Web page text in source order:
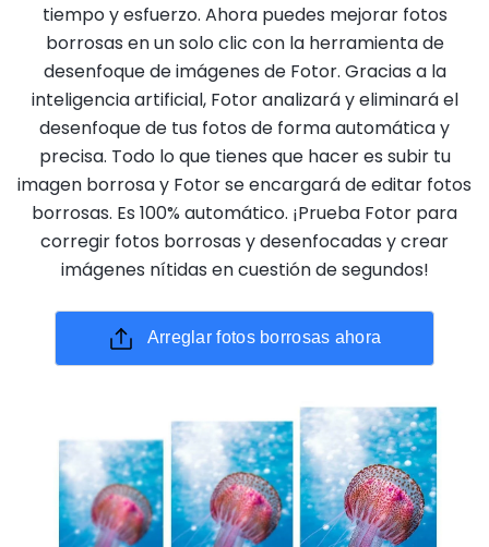
tiempo y esfuerzo. Ahora puedes mejorar fotos
borrosas en un solo clic con la herramienta de
desenfoque de imágenes de Fotor. Gracias a la
inteligencia artificial, Fotor analizará y eliminará el
desenfoque de tus fotos de forma automática y
precisa. Todo lo que tienes que hacer es subir tu
imagen borrosa y Fotor se encargará de editar fotos
borrosas. Es 100% automático. ¡Prueba Fotor para
corregir fotos borrosas y desenfocadas y crear
imágenes nítidas en cuestión de segundos!
Arreglar fotos borrosas ahora